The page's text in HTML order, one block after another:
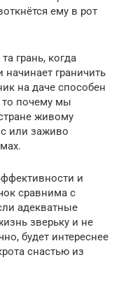
ему в рот
грань, когда
граничить
на даче способен
то почему мы
живому
или заживо
и
сравнима с
адекватные
зверьку и не
будет интереснее
снастью из